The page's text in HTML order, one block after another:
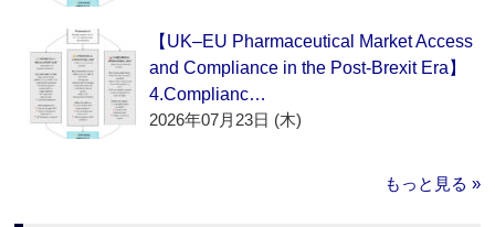
【UK–EU Pharmaceutical Market Access
and Compliance in the Post-Brexit Era】
4.Complianc…
2026年07月23日 (木)
もっと見る »